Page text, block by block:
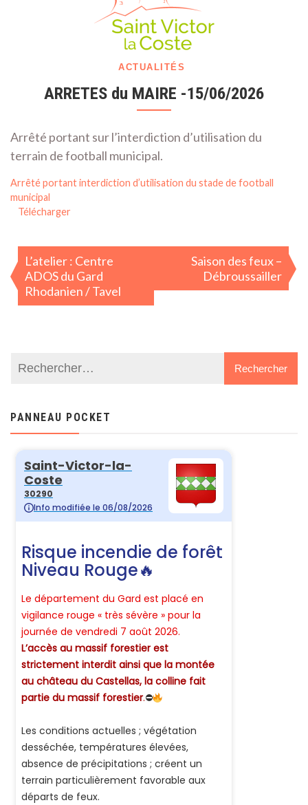
ACTUALITÉS
ARRETES du MAIRE -15/06/2026
Arrêté portant sur l’interdiction d’utilisation du
terrain de football municipal.
Arrêté portant interdiction d’utilisation du stade de football
municipal
Télécharger
Navigation
de
l’article
L’atelier : Centre
ADOS du Gard
Rhodanien / Tavel
Saison des feux –
Débroussailler
PANNEAU POCKET